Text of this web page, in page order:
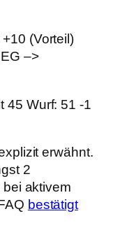
(Vorteil)
–>
45 Wurf: 51 -1
erwähnt.
2
aktivem
bestätigt